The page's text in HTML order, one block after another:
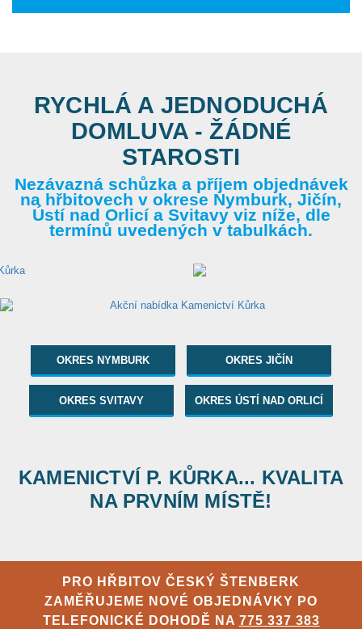
RYCHLÁ A JEDNODUCHÁ
DOMLUVA - ŽÁDNÉ
STAROSTI
Nezávazná schůzka a příjem objednávek
na hřbitovech v okrese Nymburk, Jičín,
Ústí nad Orlicí a Svitavy viz níže, dle
termínů uvedených v tabulkách.
OKRES NYMBURK OKRES JIČÍN
OKRES SVITAVY OKRES ÚSTÍ NAD ORLICÍ
KAMENICTVÍ P. KŮRKA... KVALITA
NA PRVNÍM MÍSTĚ!
PRO HŘBITOV ČESKÝ ŠTENBERK
ZAMĚŘUJEME NOVÉ OBJEDNÁVKY PO
TELEFONICKÉ DOHODĚ NA 775 337 383